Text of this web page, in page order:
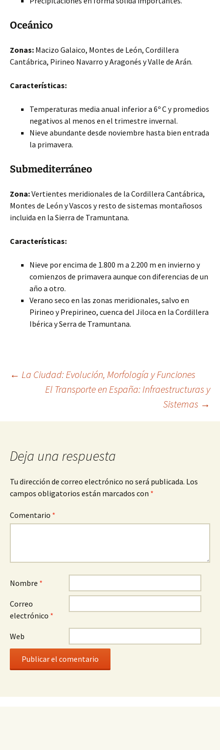
Oceánico
Zonas: Macizo Galaico, Montes de León, Cordillera
Cantábrica, Pirineo Navarro y Aragonés y Valle de Arán.
Características:
Temperaturas media anual inferior a 6º C y promedios
negativos al menos en el trimestre invernal.
Nieve abundante desde noviembre hasta bien entrada
la primavera.
Submediterráneo
Zona:Vertientes meridionales de la Cordillera Cantábrica,
Montes de León y Vascos y resto de sistemas montañosos
incluida en la Sierra de Tramuntana.
Características:
Nieve por encima de 1.800 m a 2.200 m en invierno y
comienzos de primavera aunque con diferencias de un
año a otro.
Verano seco en las zonas meridionales, salvo en
Pirineo y Prepirineo, cuenca del Jiloca en la Cordillera
Ibérica y Serra de Tramuntana.
Navegación
← La Ciudad: Evolución, Morfología y Funciones
El Transporte en España: Infraestructuras y
Sistemas →
Deja una respuesta
Tu dirección de correo electrónico no será publicada. Los
campos obligatorios están marcados con *
Comentario *
Nombre *
Correo
electrónico *
Web